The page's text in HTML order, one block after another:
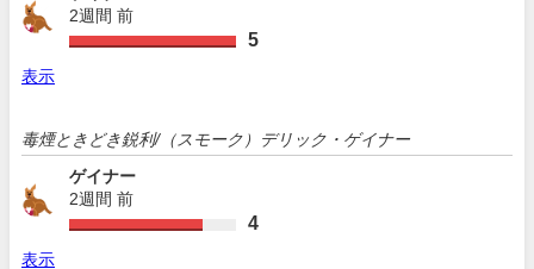
2週間 前
5
表示
毒煙ときどき鋭利/（スモーク）デリック・ゲイナー
ゲイナー
2週間 前
4
表示